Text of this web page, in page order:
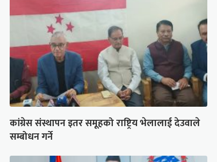
कांग्रेस संस्थापन इतर समूहको राष्ट्रिय भेलालाई देउवाले
सम्बोधन गर्ने